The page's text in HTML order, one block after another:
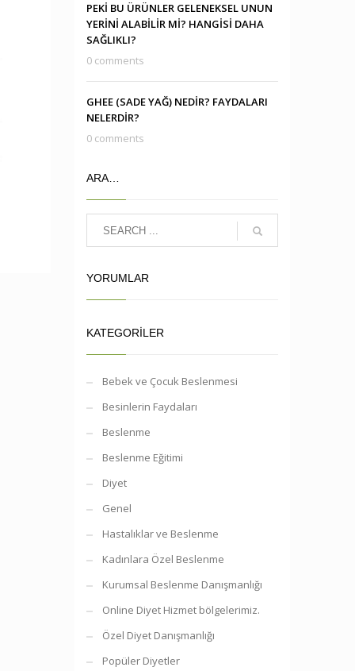
PEKİ BU ÜRÜNLER GELENEKSEL UNUN
YERİNİ ALABİLİR Mİ? HANGİSİ DAHA
SAĞLIKLI?
0 comments
GHEE (SADE YAĞ) NEDİR? FAYDALARI
NELERDİR?
0 comments
ARA…
YORUMLAR
KATEGORILER
Bebek ve Çocuk Beslenmesi
Besinlerin Faydaları
Beslenme
Beslenme Eğitimi
Diyet
Genel
Hastalıklar ve Beslenme
Kadınlara Özel Beslenme
Kurumsal Beslenme Danışmanlığı
Online Diyet Hizmet bölgelerimiz.
Özel Diyet Danışmanlığı
Popüler Diyetler